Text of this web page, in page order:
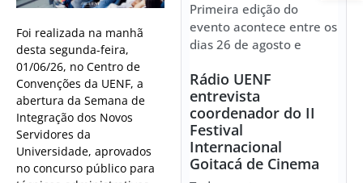
Foi realizada na manhã
desta segunda-feira,
01/06/26, no Centro de
Convenções da UENF, a
abertura da Semana de
Integração dos Novos
Servidores da
Universidade, aprovados
no concurso público para
Primeira edição do
evento acontece entre os
dias 26 de agosto e
Rádio UENF
entrevista
coordenador do II
Festival
Internacional
Goitacá de Cinema